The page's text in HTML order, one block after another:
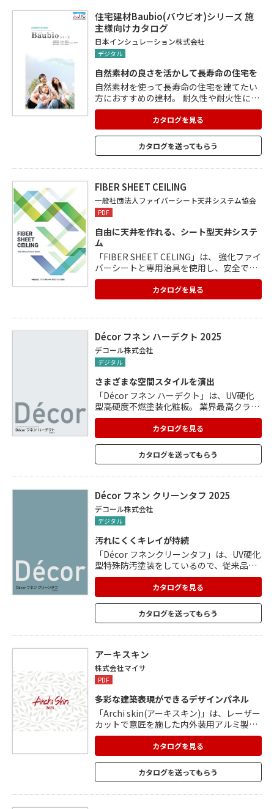
システムも構築しています。
住宅建材Baubio(バウビオ)シリーズ 施
主様向けカタログ
日本インシュレーション株式会社
デジタル
自然素材の良さを活かして長寿命の住宅を
自然素材を使って長寿命の住宅を建てたい
方におすすめの建材。 耐久性や耐火性に優
れ、適度に湿気や臭いを透過して、快適な
居住性を高めます。 目的や使用箇所に合わ
せて、調湿・断熱・意匠、など特性に応じ
た製品を使い分けることができます。 Bau
bio-漆喰Wは、間接照明の反射板としても
適。 施工例も掲載。
カタログを見る
カタログを送ってもらう
FIBER SHEET CEILING
一般社団法人ファイバーシート天井システム協会
PDF
自由に天井を作れる、シート型天井システ
ム
「FIBER SHEET CELING」は、 強化ファイ
バーシートと専用治具を使用し、安全で快
適な室内環境を生み出す天井リニューアル
システムです。 軽くて丈夫なシート型なの
で、震災時の天井落下リスクを軽減できて
ができるので、これまで天井がなかった建
物にも施工可能。ぴったり隙間なく張るこ
とにより建物の空調効率を大きく改善する
ので、省エネ効果も期待できます。 丈夫で
長持ち、メンテナンスもしやすい素材で
す。
カタログを見る
Décor フネン ハーデクト 2025
デコール株式会社
デジタル
さまざまな空間スタイルを演出
「Décor フネン ハーデクト」は、UV硬化
型高硬度不燃塗装化粧板。 業界最高クラス
の表面硬度を実現。 傷や汚れ・指紋が付き
にくく、耐久性も抜群。 質感の高い、艶消
しUV塗装仕上げ。 マットエンボス仕上げに
より、反射光を抑えたやわらかな風合いを
醸しだしています。 木目と相性の良いホワ
クセントカラーも充実。
カタログを見る
カタログを送ってもらう
Décor フネン クリーンタフ 2025
デコール株式会社
デジタル
汚れにくくキレイが持続
「Décor フネンクリーンタフ」は、UV硬化
型特殊防汚塗装をしているので、従来品と
比較して汚れが拭き取りやすくなっていま
す。 施工中や長期の使用で問題となる、金
属が触れることによる汚れもほとんど付き
ません。 アルコールや洗剤などを使用して
も、艶変化がほとんどなく、美しさを保ち
ーション。 公共施設や医療施設、各種工場
など、さまざまな場所で使用できます。
カタログを見る
カタログを送ってもらう
アーキスキン
株式会社マイサ
PDF
多彩な建築表現ができるデザインパネル
「Archi skin(アーキスキン)」は、レーザー
カットで意匠を施した内外装用アルミ製パ
ネルです。 幅広いバリエーションをご用意
し、特注柄も対応可能。 カラー・塗装も彩
り豊かなバリエ―ションで、お好みや用途
に合わせて選ぶことができます。 アーキス
キンは外装材としてはもちろん、内装壁(光
カタログを見る
カタログを送ってもらう